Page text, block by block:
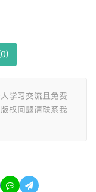
0)
学习交流且免费
权问题请联系我